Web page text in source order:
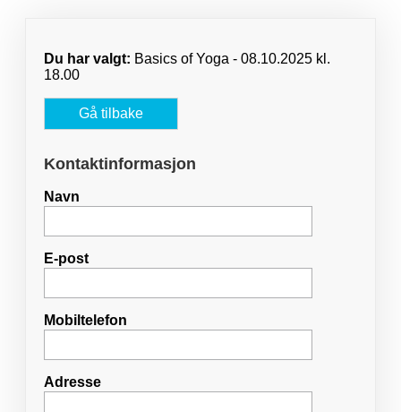
Du har valgt: Basics of Yoga - 08.10.2025 kl.
18.00
Gå tilbake
Kontaktinformasjon
Navn
E-post
Mobiltelefon
Adresse